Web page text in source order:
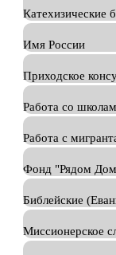
Катехизические
Имя России
Приходское
Работа со
Работа с
Фонд "Рядом
Библейские
Миссионерское